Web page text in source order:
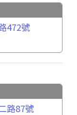
472號
路87號